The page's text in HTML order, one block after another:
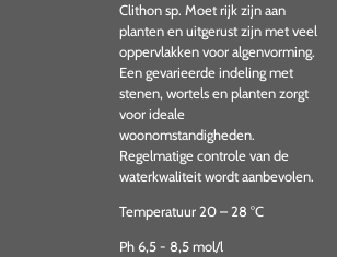
Clithon sp. Moet rijk zijn aan
planten en uitgerust zijn met veel
oppervlakken voor algenvorming.
Een gevarieerde indeling met
stenen, wortels en planten zorgt
voor ideale
woonomstandigheden.
Regelmatige controle van de
waterkwaliteit wordt aanbevolen.
Temperatuur 20 – 28 °C
Ph 6,5 - 8,5 mol/l